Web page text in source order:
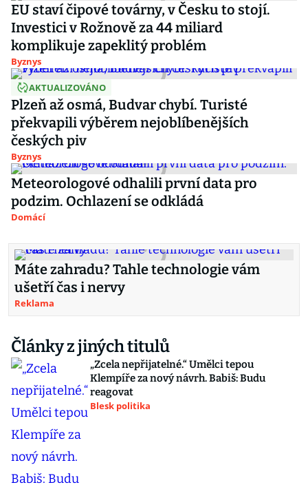
EU staví čipové továrny, v Česku to stojí.
Investici v Rožnově za 44 miliard
komplikuje zapeklitý problém
Byznys
AKTUALIZOVÁNO
Plzeň až osmá, Budvar chybí. Turisté
překvapili výběrem nejoblíbenějších
českých piv
Byznys
Meteorologové odhalili první data pro
podzim. Ochlazení se odkládá
Domácí
Máte zahradu? Tahle technologie vám
ušetří čas i nervy
Reklama
Články z jiných titulů
„Zcela nepřijatelné.“ Umělci tepou
Klempíře za nový návrh. Babiš: Budu
reagovat
Blesk politika